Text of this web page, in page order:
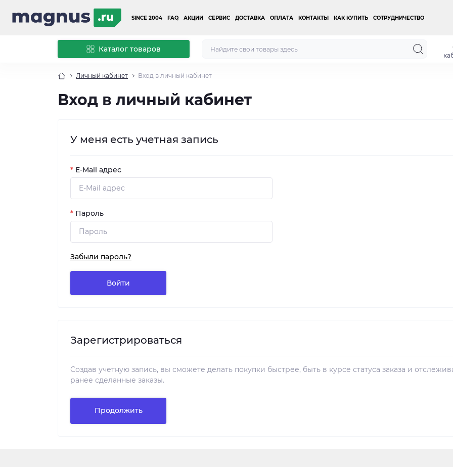
SINCE 2004 FAQ АКЦИИ СЕРВИС ДОСТАВКА ОПЛАТА КОНТАКТЫ КАК КУПИТЬ СОТРУДНИЧЕСТВО
Каталог товаров
Личный кабинет Вход в личный кабинет
Вход в личный кабинет
У меня есть учетная запись
* E-Mail адрес
* Пароль
Забыли пароль?
Войти
Зарегистрироваться
Создав учетную запись, вы сможете делать покупки быстрее, быть в курсе статуса заказа и
ранее сделанные заказы.
Продолжить